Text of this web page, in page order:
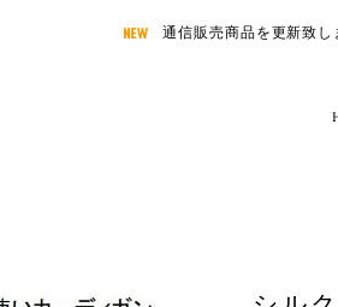
通信販売商品を更新致し